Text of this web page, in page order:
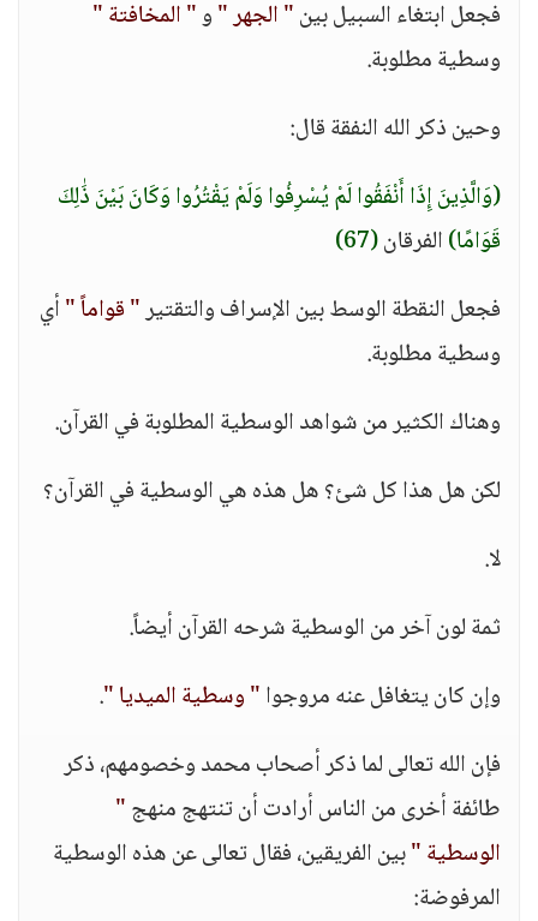
فجعل ابتغاء السبيل بين" الجهر "و" المخافتة "
وسطية مطلوبة.
وحين ذكر الله النفقة قال:
(وَالَّذِينَ إِذَا أَنْفَقُوا لَمْ يُسْرِفُوا وَلَمْ يَقْتُرُوا وَكَانَ بَيْنَ ذَٰلِكَ
قَوَامًا)الفرقان(67)
فجعل النقطة الوسط بين الإسراف والتقتير" قواماً "أي
وسطية مطلوبة.
وهناك الكثير من شواهد الوسطية المطلوبة في القرآن.
لكن هل هذا كل شئ؟ هل هذه هي الوسطية في القرآن؟
لا.
ثمة لون آخر من الوسطية شرحه القرآن أيضاً.
وإن كان يتغافل عنه مروجوا" وسطية الميديا ".
فإن الله تعالى لما ذكر أصحاب محمد وخصومهم، ذكر
طائفة أخرى من الناس أرادت أن تنتهج منهج"
الوسطية "بين الفريقين، فقال تعالى عن هذه الوسطية
المرفوضة: